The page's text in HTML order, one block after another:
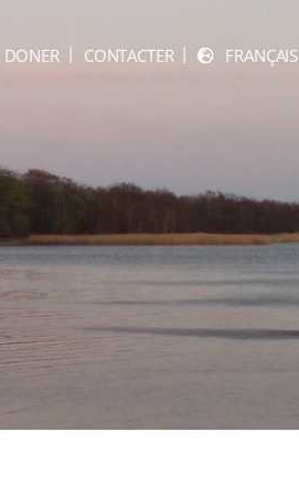
DONER CONTACTER FRANÇAIS